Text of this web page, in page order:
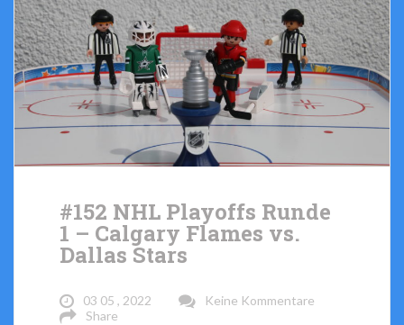
#152 NHL Playoffs Runde
1 – Calgary Flames vs.
Dallas Stars
03 05 , 2022
Keine Kommentare
Share